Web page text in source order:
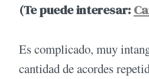
(Te puede interesar:
Es complicado, muy
cantidad de acordes